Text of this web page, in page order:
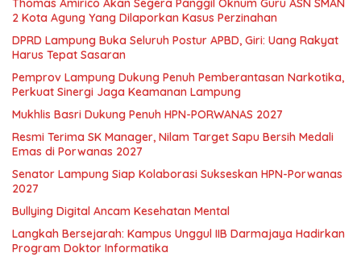
Thomas Amirico Akan Segera Panggil Oknum Guru ASN SMAN
2 Kota Agung Yang Dilaporkan Kasus Perzinahan
DPRD Lampung Buka Seluruh Postur APBD, Giri: Uang Rakyat
Harus Tepat Sasaran
Pemprov Lampung Dukung Penuh Pemberantasan Narkotika,
Perkuat Sinergi Jaga Keamanan Lampung
Mukhlis Basri Dukung Penuh HPN-PORWANAS 2027
Resmi Terima SK Manager, Nilam Target Sapu Bersih Medali
Emas di Porwanas 2027
Senator Lampung Siap Kolaborasi Sukseskan HPN-Porwanas
2027
Bullying Digital Ancam Kesehatan Mental
Langkah Bersejarah: Kampus Unggul IIB Darmajaya Hadirkan
Program Doktor Informatika